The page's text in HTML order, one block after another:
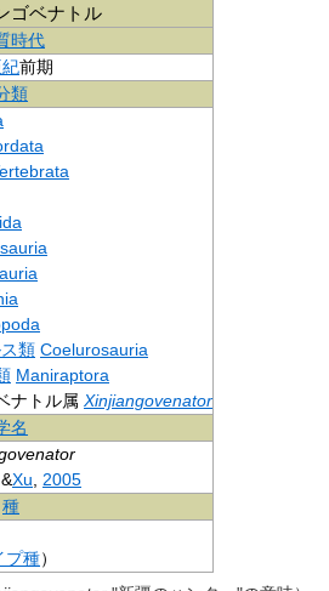
ゴベナトル
時代
前期
類
類 Coelurosauria
Maniraptora
ナトル属 Xinjiangovenator
名
Xu
2005
種
プ種）